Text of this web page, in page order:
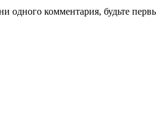
одного комментария, будьте